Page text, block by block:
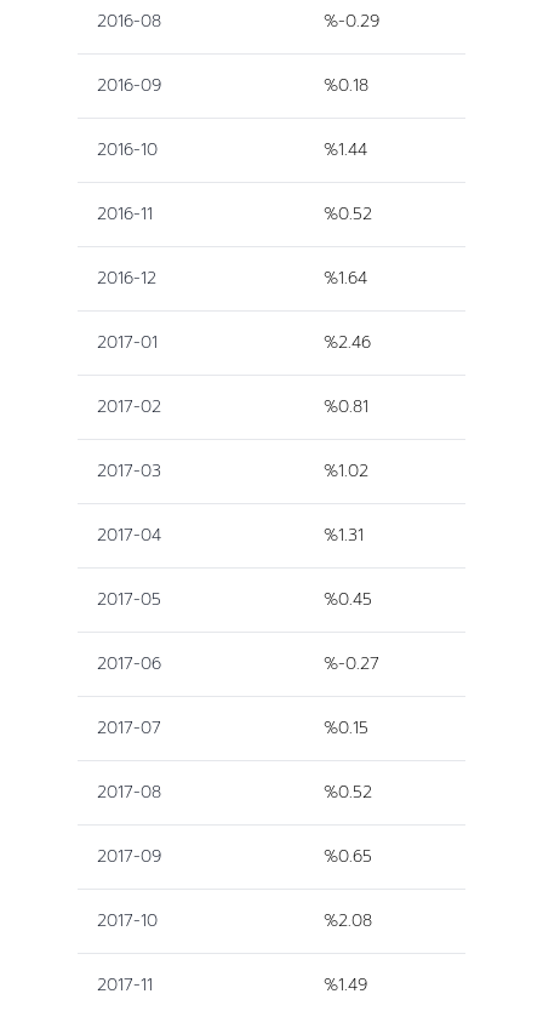
2016-08 %-0.29
2016-09 %0.18
2016-10 %1.44
2016-11 %0.52
2016-12 %1.64
2017-01 %2.46
2017-02 %0.81
2017-03 %1.02
2017-04 %1.31
2017-05 %0.45
2017-06 %-0.27
2017-07 %0.15
2017-08 %0.52
2017-09 %0.65
2017-10 %2.08
2017-11 %1.49